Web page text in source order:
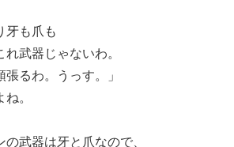
牙も爪も
武器じゃないわ。
るわ。うっす。」
。
武器は牙と爪なので、